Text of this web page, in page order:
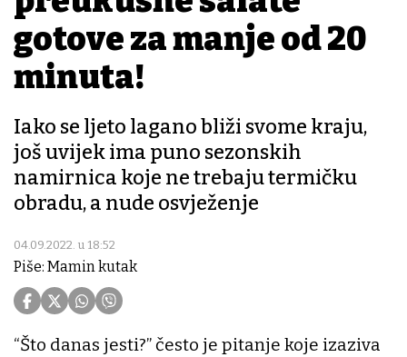
gotove za manje od 20
minuta!
Iako se ljeto lagano bliži svome kraju,
još uvijek ima puno sezonskih
namirnica koje ne trebaju termičku
obradu, a nude osvježenje
04.09.2022. u 18:52
Piše: Mamin kutak
“Što danas jesti?” često je pitanje koje izaziva